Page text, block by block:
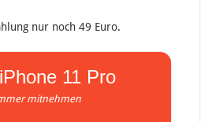
nur noch 49 Euro.
11 Pro
mitnehmen